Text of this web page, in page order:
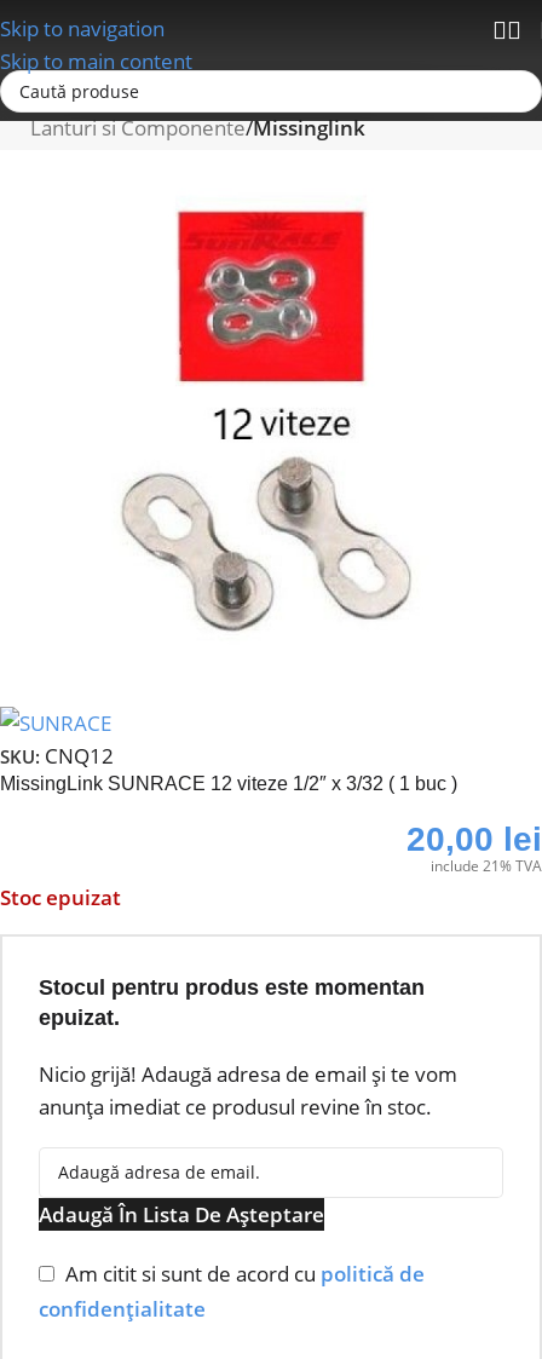
Skip to navigation
Skip to main content
Prima pagină
Lanturi si Componente Missinglink
SKU: CNQ12
MissingLink SUNRACE 12 viteze 1/2″ x 3/32 ( 1 buc )
20,00 lei
include 21% TVA
Stoc epuizat
Stocul pentru produs este momentan
epuizat.
Nicio grijă! Adaugă adresa de email și te vom
anunța imediat ce produsul revine în stoc.
Adaugă În Lista De Așteptare
Am citit si sunt de acord cu politică de
confidențialitate